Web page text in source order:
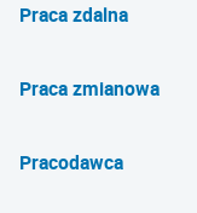
Praca zdalna
Praca zmianowa
Pracodawca